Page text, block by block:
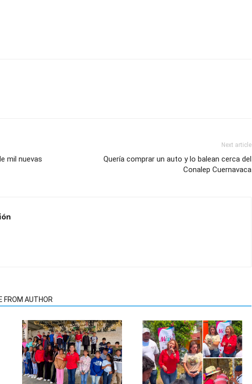
mil nuevas
Next article
Quería comprar un auto y lo balean cerca del
Conalep Cuernavaca
FROM AUTHOR